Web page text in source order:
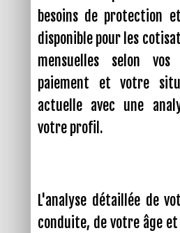
besoins de protection
disponible pour les
mensuelles selon
paiement et votre
actuelle avec une
votre profil.
L'analyse détaillée de
conduite, de votre âge